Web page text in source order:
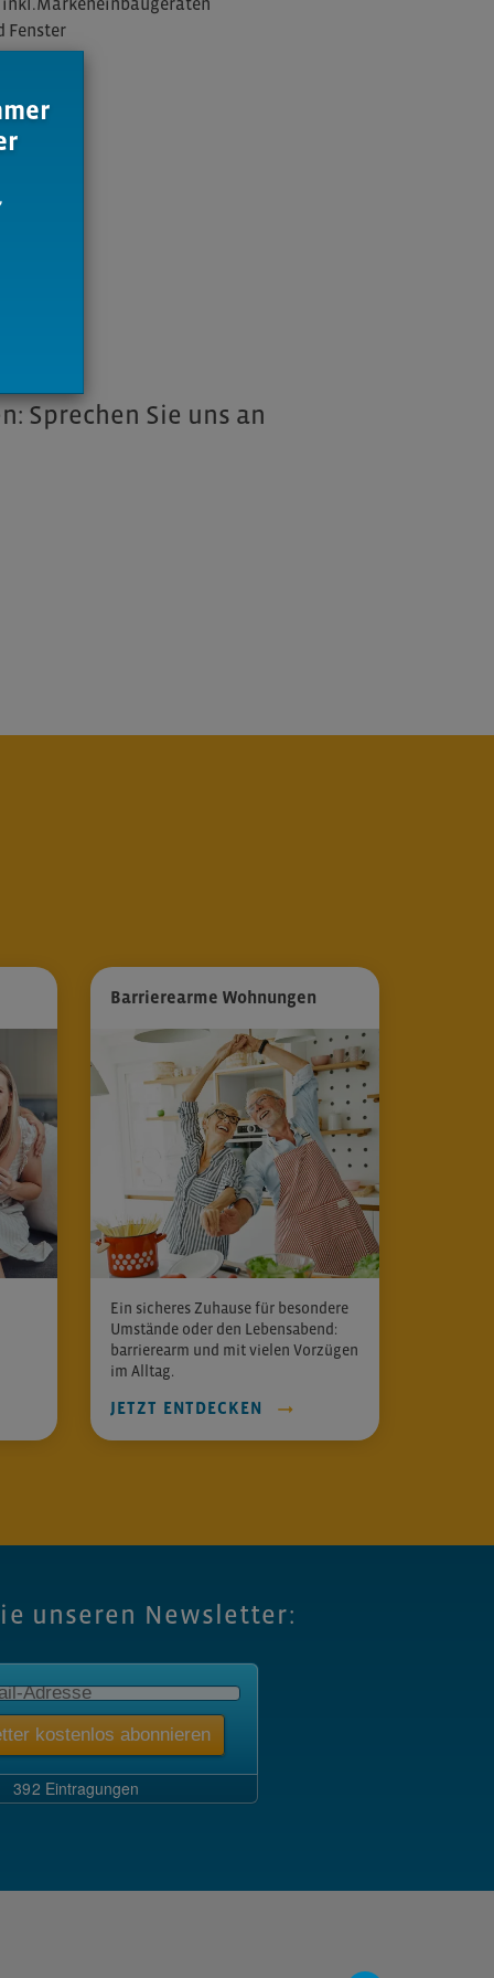
Fenster
Sprechen Sie uns an
Barrierearme Wohnungen
Ein sicheres Zuhause für besondere
Umstände oder den Lebensabend:
barrierearm und mit vielen Vorzügen
im Alltag.
JETZT ENTDECKEN
unseren Newsletter: